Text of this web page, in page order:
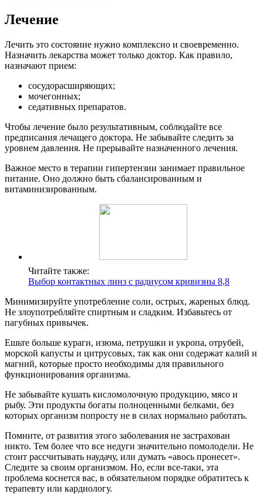
Лечение
Лечить это состояние нужно комплексно и своевременно.
Назначить лекарства может только доктор. Как правило,
назначают прием:
сосудорасширяющих;
мочегонных;
седативных препаратов.
Чтобы лечение было результативным, соблюдайте все
предписания лечащего доктора. Не забывайте следить за
уровнем давления. Не прерывайте назначенного лечения.
Важное место в терапии гипертензии занимает правильное
питание. Оно должно быть сбалансированным и
витаминизированным.
Читайте также:
Выбор контактных линз с радиусом кривизны 8,8
Минимизируйте употребление соли, острых, жареных блюд.
Не злоупотребляйте спиртным и сладким. Избавьтесь от
пагубных привычек.
Ешьте больше кураги, изюма, петрушки и укропа, отрубей,
морской капусты и цитрусовых, так как они содержат калий и
магний, которые просто необходимы для правильного
функционирования организма.
Не забывайте кушать кисломолочную продукцию, мясо и
рыбу. Эти продукты богаты полноценными белками, без
которых организм попросту не в силах нормально работать.
Помните, от развития этого заболевания не застрахован
никто. Тем более что все недуги значительно помолодели. Не
стоит рассчитывать наудачу, или думать «авось пронесет».
Следите за своим организмом. Но, если все-таки, эта
проблема коснется вас, в обязательном порядке обратитесь к
терапевту или кардиологу.